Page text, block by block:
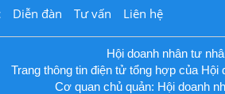
Diễn đàn Tư vấn Liên hệ
Hội doanh nhân tư
Trang thông tin điện tử tổng hợp của Hội
Cơ quan chủ quản: Hội doanh